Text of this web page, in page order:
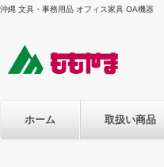
沖縄 文具・事務用品 オフィス家具 OA機器
ホーム 取扱い商品